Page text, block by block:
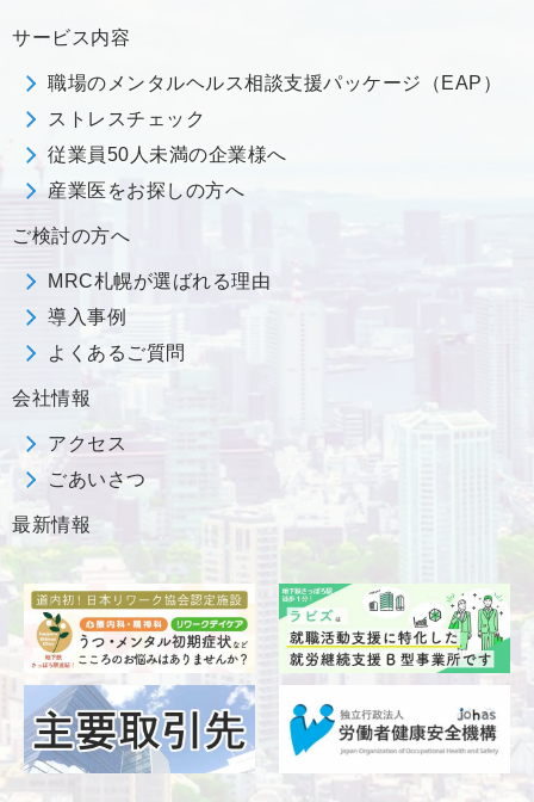
サービス内容
職場のメンタルヘルス相談支援パッケージ（EAP）
ストレスチェック
従業員50人未満の企業様へ
産業医をお探しの方へ
ご検討の方へ
MRC札幌が選ばれる理由
導入事例
よくあるご質問
会社情報
アクセス
ごあいさつ
最新情報